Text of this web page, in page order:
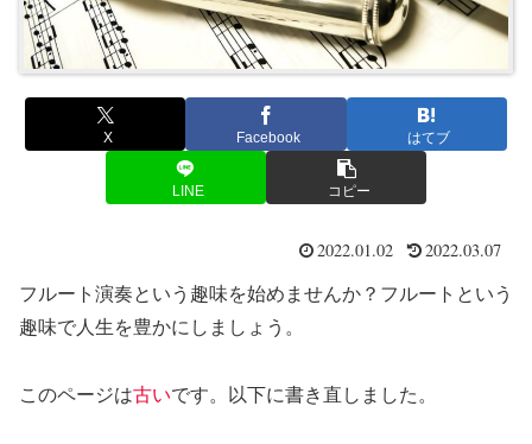
X Facebook はてブ
LINE コピー
2022.01.02 2022.03.07
フルート演奏という趣味を始めませんか？フルートという
趣味で人生を豊かにしましょう。
このページは古いです。以下に書き直しました。